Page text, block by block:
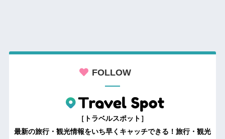
FOLLOW
［トラベルスポット］
最新の旅行・観光情報をいち早くキャッチできる！旅行・観光